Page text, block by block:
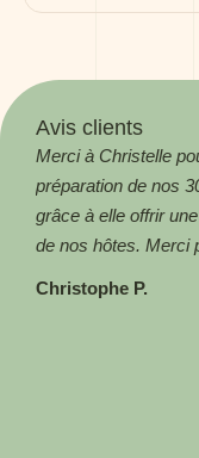
Avis clients
Merci à Christelle
préparation de nos
grâce à elle offrir
de nos hôtes. Merci
Christophe P.